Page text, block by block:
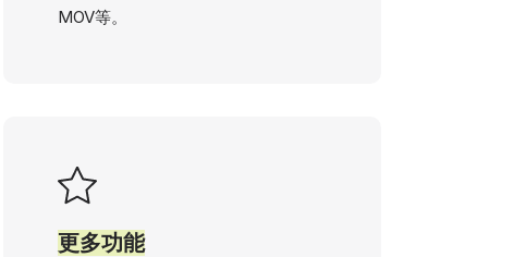
MOV等。
更多功能